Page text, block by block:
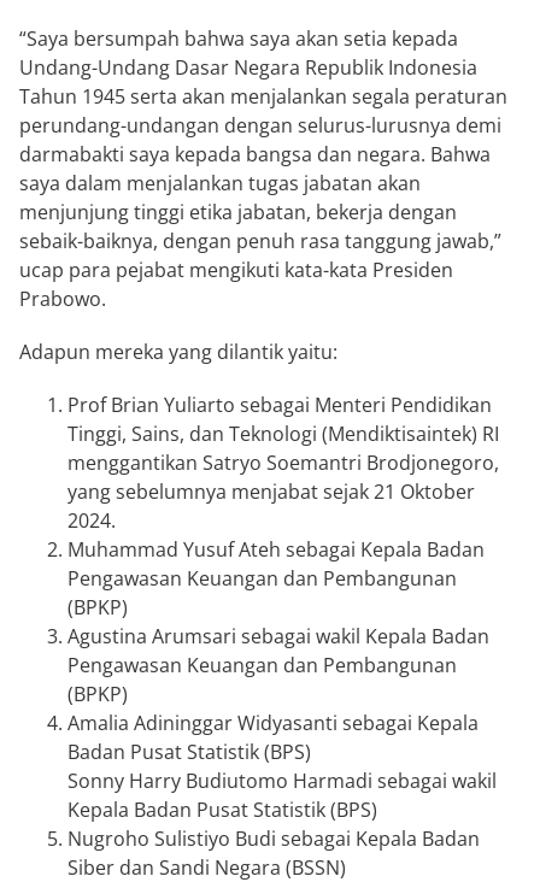
“Saya bersumpah bahwa saya akan setia kepada
Undang-Undang Dasar Negara Republik Indonesia
Tahun 1945 serta akan menjalankan segala peraturan
perundang-undangan dengan selurus-lurusnya demi
darmabakti saya kepada bangsa dan negara. Bahwa
saya dalam menjalankan tugas jabatan akan
menjunjung tinggi etika jabatan, bekerja dengan
sebaik-baiknya, dengan penuh rasa tanggung jawab,”
ucap para pejabat mengikuti kata-kata Presiden
Prabowo.
Adapun mereka yang dilantik yaitu:
Prof Brian Yuliarto sebagai Menteri Pendidikan
Tinggi, Sains, dan Teknologi (Mendiktisaintek) RI
menggantikan Satryo Soemantri Brodjonegoro,
yang sebelumnya menjabat sejak 21 Oktober
2024.
Muhammad Yusuf Ateh sebagai Kepala Badan
Pengawasan Keuangan dan Pembangunan
(BPKP)
Agustina Arumsari sebagai wakil Kepala Badan
Pengawasan Keuangan dan Pembangunan
(BPKP)
Amalia Adininggar Widyasanti sebagai Kepala
Badan Pusat Statistik (BPS)
Sonny Harry Budiutomo Harmadi sebagai wakil
Kepala Badan Pusat Statistik (BPS)
Nugroho Sulistiyo Budi sebagai Kepala Badan
Siber dan Sandi Negara (BSSN)